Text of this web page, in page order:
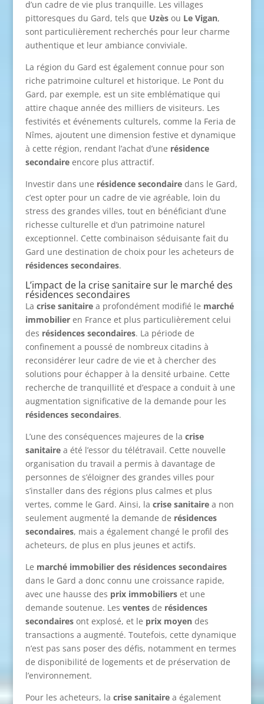
d’un cadre de vie plus tranquille. Les villages
pittoresques du Gard, tels que Uzèsou Le Vigan,
sont particulièrement recherchés pour leur charme
authentique et leur ambiance conviviale.
La région du Gard est également connue pour son
riche patrimoine culturel et historique. Le Pont du
Gard, par exemple, est un site emblématique qui
attire chaque année des milliers de visiteurs. Les
festivités et événements culturels, comme la Feria de
Nîmes, ajoutent une dimension festive et dynamique
à cette région, rendant l’achat d’une résidence
secondaireencore plus attractif.
Investir dans une résidence secondairedans le Gard,
c’est opter pour un cadre de vie agréable, loin du
stress des grandes villes, tout en bénéficiant d’une
richesse culturelle et d’un patrimoine naturel
exceptionnel. Cette combinaison séduisante fait du
Gard une destination de choix pour les acheteurs de
résidences secondaires.
L’impact de la crise sanitaire sur le marché des
résidences secondaires
La crise sanitairea profondément modifié le marché
immobilieren France et plus particulièrement celui
des résidences secondaires. La période de
confinement a poussé de nombreux citadins à
reconsidérer leur cadre de vie et à chercher des
solutions pour échapper à la densité urbaine. Cette
recherche de tranquillité et d’espace a conduit à une
augmentation significative de la demande pour les
résidences secondaires.
L’une des conséquences majeures de la crise
sanitairea été l’essor du télétravail. Cette nouvelle
organisation du travail a permis à davantage de
personnes de s’éloigner des grandes villes pour
s’installer dans des régions plus calmes et plus
vertes, comme le Gard. Ainsi, la crise sanitairea non
seulement augmenté la demande de résidences
secondaires, mais a également changé le profil des
acheteurs, de plus en plus jeunes et actifs.
Le marché immobilier des résidences secondaires
dans le Gard a donc connu une croissance rapide,
avec une hausse des prix immobilierset une
demande soutenue. Les ventesde résidences
secondairesont explosé, et le prix moyendes
transactions a augmenté. Toutefois, cette dynamique
n’est pas sans poser des défis, notamment en termes
de disponibilité de logements et de préservation de
l’environnement.
Pour les acheteurs, la crise sanitairea également